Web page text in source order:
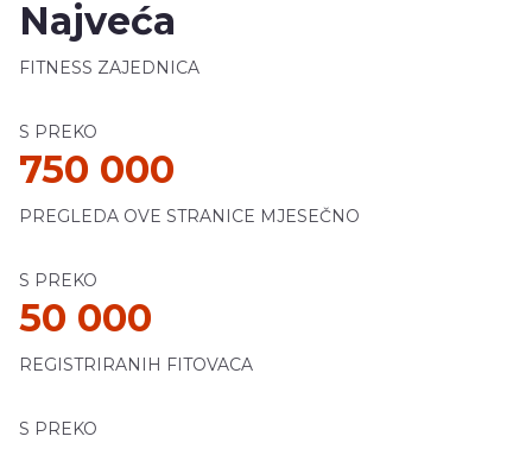
Najveća
FITNESS ZAJEDNICA
S PREKO
750 000
PREGLEDA OVE STRANICE MJESEČNO
S PREKO
50 000
REGISTRIRANIH FITOVACA
S PREKO